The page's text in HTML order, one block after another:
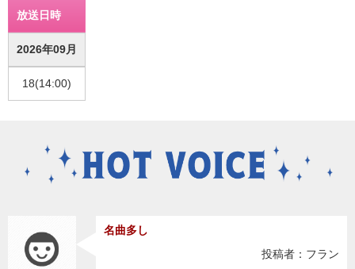
放送日時
2026年09月
18(14:00)
名曲多し
投稿者：フラン